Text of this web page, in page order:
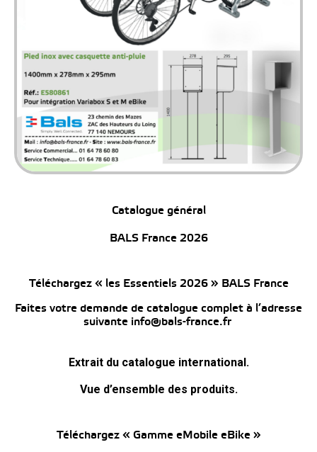
Catalogue général
BALS France 2026
Téléchargez « les Essentiels 2026 » BALS France
Faites votre demande de catalogue complet à l’adresse
suivante info@bals-france.fr
Extrait du catalogue international.
Vue d’ensemble des produits.
Téléchargez « Gamme eMobile eBike »